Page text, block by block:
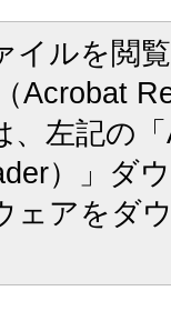
イルを閲
Acrobat
、左記の
）」ダ
ェアをダ